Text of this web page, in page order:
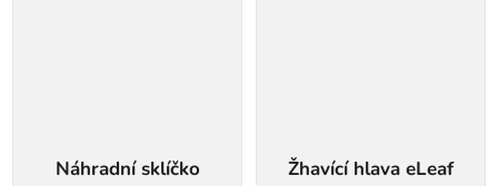
Náhradní sklíčko
Žhavící hlava eLeaf